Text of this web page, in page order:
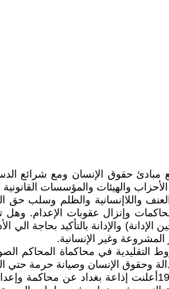
حقوق الإنسان ومع شرائع
والهيئات والمؤسسات القانونية
واللاإنسانية والظلم وسلب حق
وإنزال عقوبات الإعدام.
والإدانة بالتأکيد بحاجة الي
المشروعة وغير الإنسانية.
في محاکماة المحاکم
وحقوق الإنسان وصيانة حرمة
توکيل محامي لأحد المتهمين. فمثلا في ليلة 27کانون